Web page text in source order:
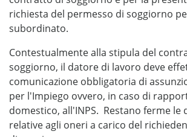
richiesta del permesso di soggiorno
subordinato.
Contestualmente alla stipula del
soggiorno, il datore di lavoro deve
comunicazione obbligatoria di
per l'Impiego ovvero, in caso di
domestico, all'INPS. Restano ferme le
relative agli oneri a carico del